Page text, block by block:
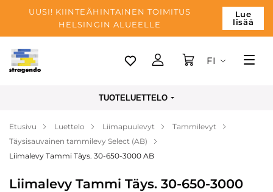
UUSI! KIINTEÄHINTAINEN TOIMITUS
HELSINGIN ALUEELLE
Lue
lisää
Tallinn
Maksu
Yrityksen
Blogi
FI
TUOTELUETTELO
Etusivu Luettelo Liimapuulevyt
Tammilevyt
Täysisauvainen tammilevy Select (AB)
Liimalevy Tammi Täys. 30-650-3000 AB
Liimalevy Tammi Täys. 30-650-3000